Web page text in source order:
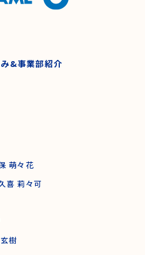
&事業部紹介
萌々花
喜 莉々可
樹